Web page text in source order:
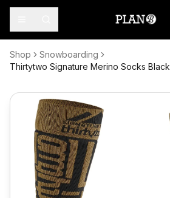
Shop
Snowboarding
Thirtytwo Signature Merino Socks Black